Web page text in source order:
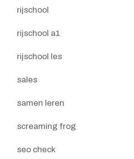
rijschool
rijschool a1
rijschool les
sales
samen leren
screaming frog
seo check